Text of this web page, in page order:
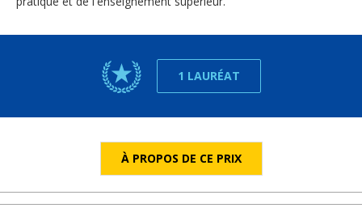
1 LAURÉAT
À PROPOS DE CE PRIX